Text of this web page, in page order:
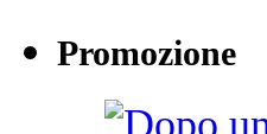
Promozione